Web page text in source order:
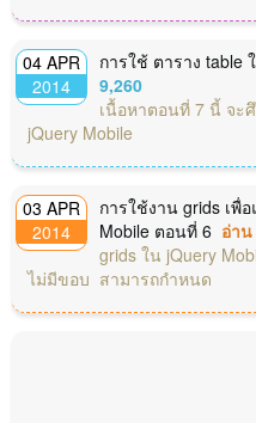
04 APR
2014
การใช้ ตาราง table
9,260
เนื้อหาตอนที่ 7 นี้ จะ
jQuery Mobile
03 APR
2014
การใช้งาน grids เพื่
Mobile ตอนที่ 6 อ่าน
grids ใน jQuery
ไม่มีขอบ สามารถกำหนด